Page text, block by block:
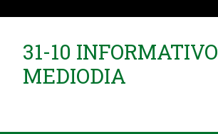
31-10 INFORMATIVO
MEDIODIA